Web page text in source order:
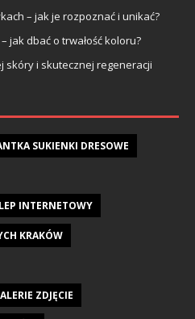
– jak je rozpoznać i unikać?
jak dbać o trwałość koloru?
skóry i skutecznej regeneracji
SUKIENKI DRESOWE
INTERNETOWY
KRAKÓW
ZDJĘCIE